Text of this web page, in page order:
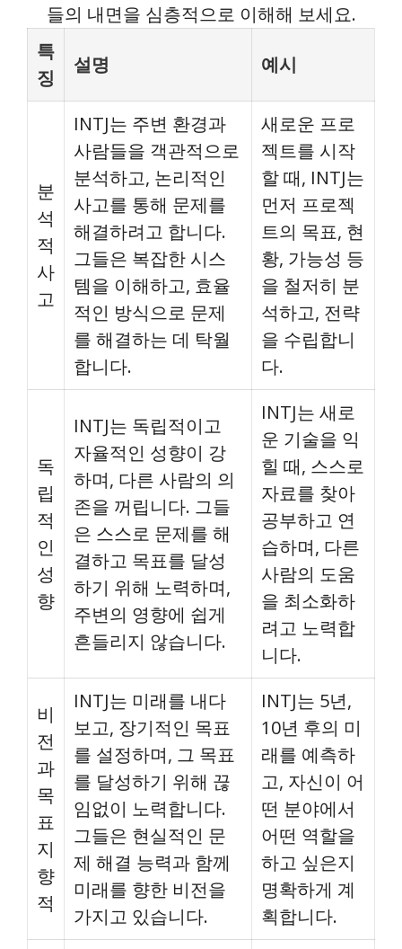
들의 내면을 심층적으로 이해해 보세요.
특
징
설명 예시
분
석
적
사
고
INTJ는 주변 환경과
사람들을 객관적으로
분석하고, 논리적인
사고를 통해 문제를
해결하려고 합니다.
그들은 복잡한 시스
템을 이해하고, 효율
적인 방식으로 문제
를 해결하는 데 탁월
합니다.
새로운 프로
젝트를 시작
할 때, INTJ는
먼저 프로젝
트의 목표, 현
황, 가능성 등
을 철저히 분
석하고, 전략
을 수립합니
다.
독
립
적
인
성
향
INTJ는 독립적이고
자율적인 성향이 강
하며, 다른 사람의 의
존을 꺼립니다. 그들
은 스스로 문제를 해
결하고 목표를 달성
하기 위해 노력하며,
주변의 영향에 쉽게
흔들리지 않습니다.
INTJ는 새로
운 기술을 익
힐 때, 스스로
자료를 찾아
공부하고 연
습하며, 다른
사람의 도움
을 최소화하
려고 노력합
니다.
비
전
과
목
표
지
향
적
INTJ는 미래를 내다
보고, 장기적인 목표
를 설정하며, 그 목표
를 달성하기 위해 끊
임없이 노력합니다.
그들은 현실적인 문
제 해결 능력과 함께
미래를 향한 비전을
가지고 있습니다.
INTJ는 5년,
10년 후의 미
래를 예측하
고, 자신이 어
떤 분야에서
어떤 역할을
하고 싶은지
명확하게 계
획합니다.